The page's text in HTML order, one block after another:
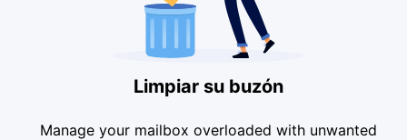
Limpiar su buzón
Manage your mailbox overloaded with unwanted